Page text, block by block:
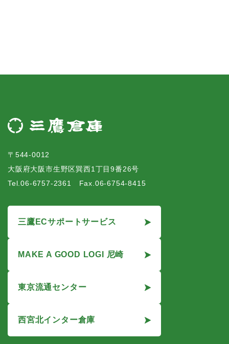
〒544-0012
大阪府大阪市生野区巽西1丁目9番26号
Tel.06-6757-2361 Fax.06-6754-8415
三鷹ECサポートサービス
MAKE A GOOD LOGI 尼崎
東京流通センター
西宮北インター倉庫